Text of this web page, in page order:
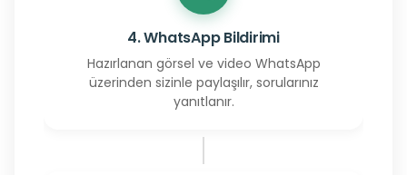
4. WhatsApp Bildirimi
Hazırlanan görsel ve video WhatsApp
üzerinden sizinle paylaşılır, sorularınız
yanıtlanır.